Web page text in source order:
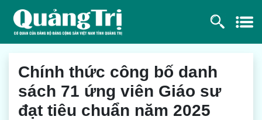
Chính thức công bố danh
sách 71 ứng viên Giáo sư
đạt tiêu chuẩn năm 2025